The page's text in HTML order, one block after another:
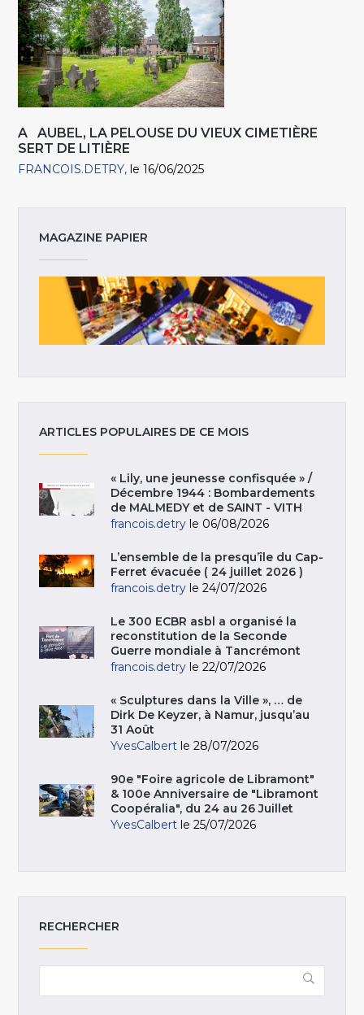
A AUBEL, LA PELOUSE DU VIEUX CIMETIÈRE
SERT DE LITIÈRE
FRANCOIS.DETRY le 16/06/2025
MAGAZINE PAPIER
ARTICLES POPULAIRES DE CE MOIS
« Lily, une jeunesse confisquée » /
Décembre 1944 : Bombardements
de MALMEDY et de SAINT - VITH
francois.detry le 06/08/2026
L’ensemble de la presqu’île du Cap-
Ferret évacuée ( 24 juillet 2026 )
francois.detry le 24/07/2026
Le 300 ECBR asbl a organisé la
reconstitution de la Seconde
Guerre mondiale à Tancrémont
francois.detry le 22/07/2026
« Sculptures dans la Ville », … de
Dirk De Keyzer, à Namur, jusqu’au
31 Août
YvesCalbert le 28/07/2026
90e "Foire agricole de Libramont"
& 100e Anniversaire de "Libramont
Coopéralia", du 24 au 26 Juillet
YvesCalbert le 25/07/2026
RECHERCHER